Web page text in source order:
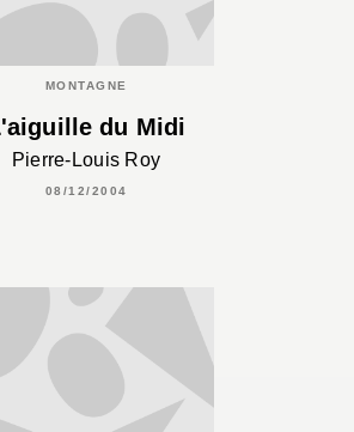
MONTAGNE
du Midi
Pierre-Louis Roy
08/12/2004